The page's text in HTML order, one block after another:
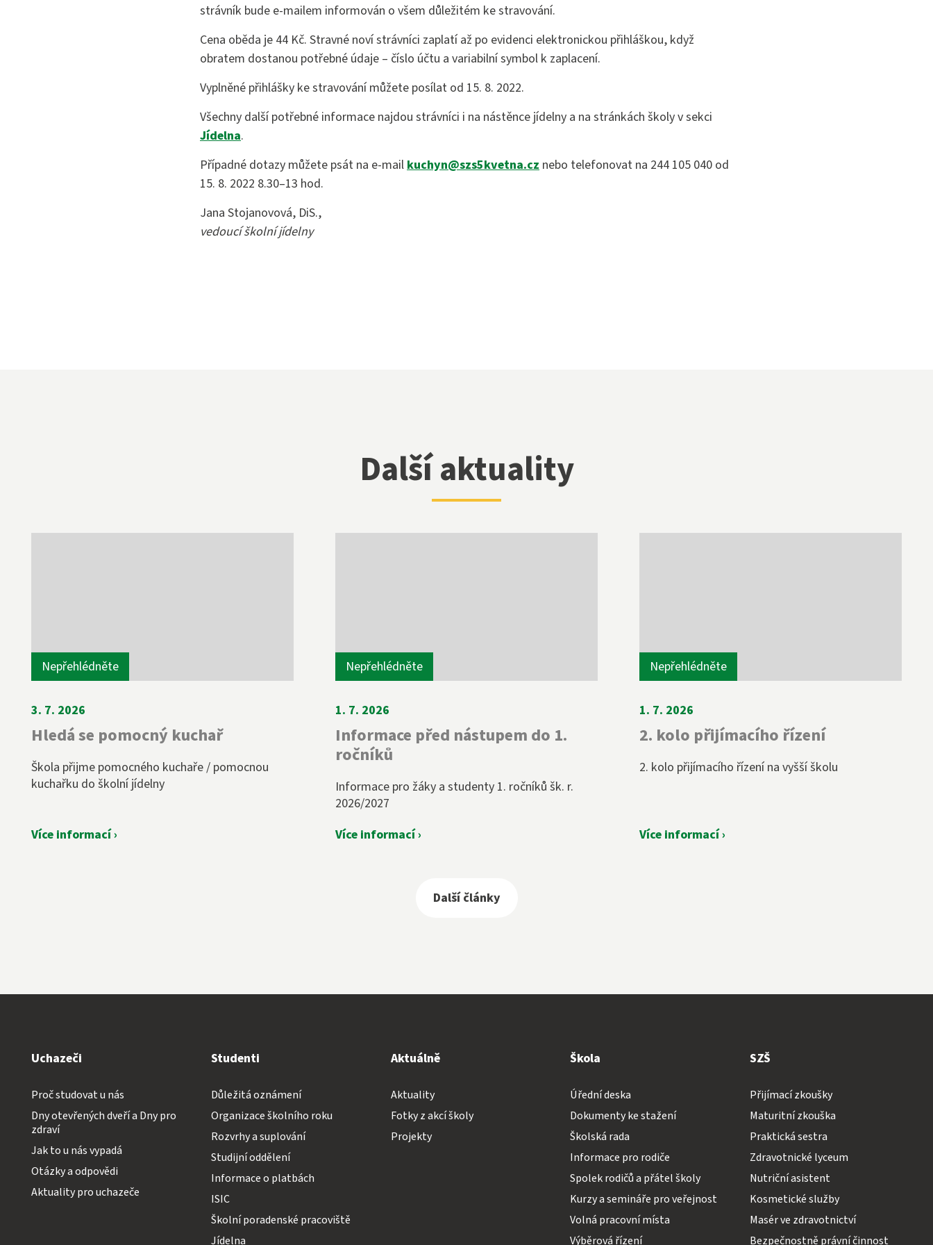
Bezpečnostně právní činnost
strávník bude e-mailem informován o všem důležitém ke stravování.
Cena oběda je 44 Kč. Stravné noví strávníci zaplatí až po evidenci elektronickou přihláškou, když
obratem dostanou potřebné údaje – číslo účtu a variabilní symbol k zaplacení.
Vyplněné přihlášky ke stravování můžete posílat od 15. 8. 2022.
Všechny další potřebné informace najdou strávníci i na nástěnce jídelny a na stránkách školy v sekci
Jídelna.
Případné dotazy můžete psát na e-mailkuchyn@szs5kvetna.cz nebo telefonovat na 244 105 040 od
15. 8. 2022 8.30–13 hod.
Jana Stojanovová, DiS.,
vedoucí školní jídelny
Další aktuality
Nepřehlédněte
3. 7. 2026
Hledá se pomocný kuchař
Škola přijme pomocného kuchaře / pomocnou
kuchařku do školní jídelny
Více informací ›
Nepřehlédněte
1. 7. 2026
Informace před nástupem do 1.
ročníků
Informace pro žáky a studenty 1. ročníků šk. r.
2026/2027
Více informací ›
Nepřehlédněte
1. 7. 2026
2. kolo přijímacího řízení
2. kolo přijímacího řízení na vyšší školu
Více informací ›
Další články
Uchazeči
Proč studovat u nás
Dny otevřených dveří a Dny pro
zdraví
Jak to u nás vypadá
Otázky a odpovědi
Aktuality pro uchazeče
Studenti
Důležitá oznámení
Organizace školního roku
Rozvrhy a suplování
Studijní oddělení
Informace o platbách
ISIC
Školní poradenské pracoviště
Jídelna
Aktuálně
Aktuality
Fotky z akcí školy
Projekty
Škola
Úřední deska
Dokumenty ke stažení
Školská rada
Informace pro rodiče
Spolek rodičů a přátel školy
Kurzy a semináře pro veřejnost
Volná pracovní místa
Výběrová řízení
SZŠ
Přijímací zkoušky
Maturitní zkouška
Praktická sestra
Zdravotnické lyceum
Nutriční asistent
Kosmetické služby
Masér ve zdravotnictví
Bezpečnostně právní činnost